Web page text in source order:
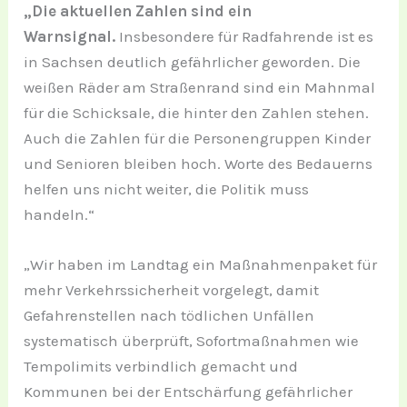
„Die aktuellen Zahlen sind ein
Warnsignal. Insbesondere für Radfahrende ist es
in Sachsen deutlich gefährlicher geworden. Die
weißen Räder am Straßenrand sind ein Mahnmal
für die Schicksale, die hinter den Zahlen stehen.
Auch die Zahlen für die Personengruppen Kinder
und Senioren bleiben hoch. Worte des Bedauerns
helfen uns nicht weiter, die Politik muss
handeln.“
„Wir haben im Landtag ein Maßnahmenpaket für
mehr Verkehrssicherheit vorgelegt, damit
Gefahrenstellen nach tödlichen Unfällen
systematisch überprüft, Sofortmaßnahmen wie
Tempolimits verbindlich gemacht und
Kommunen bei der Entschärfung gefährlicher